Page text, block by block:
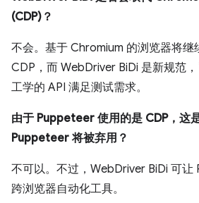
(CDP)？
不会。基于 Chromium 的浏览器将继
CDP，而 WebDriver BiDi 是新规范
工学的 API 满足测试需求。
由于 Puppeteer 使用的是 CDP，这
Puppeteer 将被弃用？
不可以。不过，WebDriver BiDi 可
跨浏览器自动化工具。